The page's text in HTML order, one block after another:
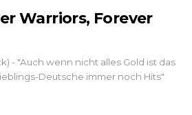
Warriors, Forever
- "Auch wenn nicht alles Gold ist das
Deutsche immer noch Hits"